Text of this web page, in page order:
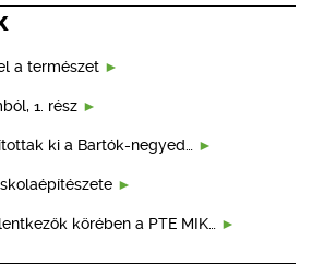
a természet
1. rész
ki a Bartók-negyed…
körében a PTE MIK…